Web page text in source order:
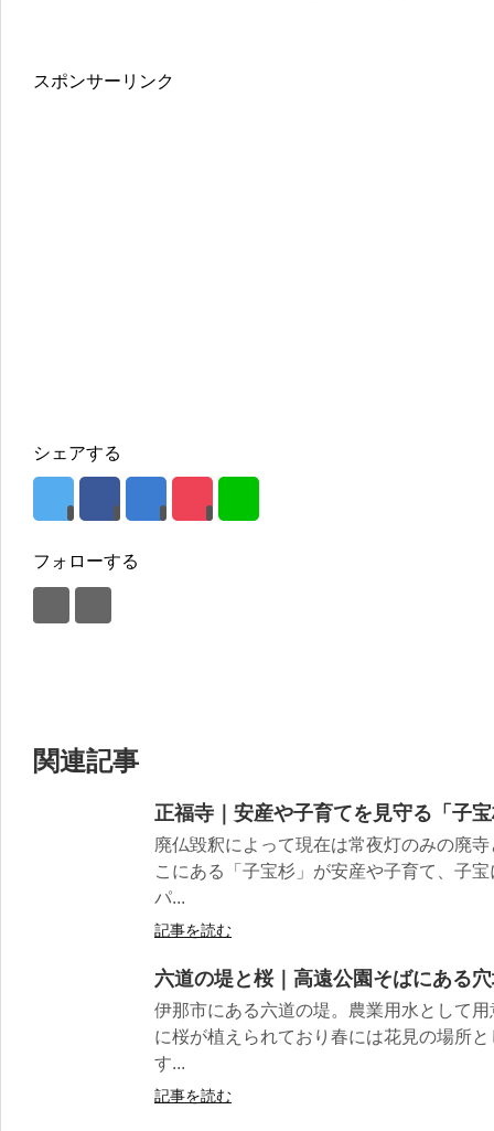
スポンサーリンク
シェアする
フォローする
関連記事
正福寺｜安産や子育てを見守る「子
廃仏毀釈によって現在は常夜灯のみの廃
こにある「子宝杉」が安産や子育て、子
パ...
記事を読む
六道の堤と桜｜高遠公園そばにある
伊那市にある六道の堤。農業用水として
に桜が植えられており春には花見の場所
す...
記事を読む